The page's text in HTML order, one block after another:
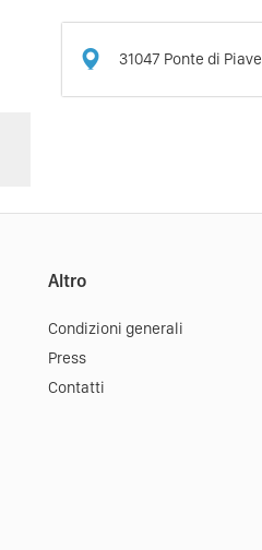
31047 Ponte di Piave
Altro
Condizioni generali
Press
Contatti